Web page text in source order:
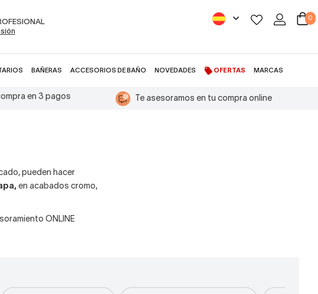
0
BAÑERAS ACCESORIOS DE BAÑO NOVEDADES OFERTAS MARCAS
en 3 pagos Te asesoramos en tu compra online
pueden hacer
en acabados cromo,
ONLINE